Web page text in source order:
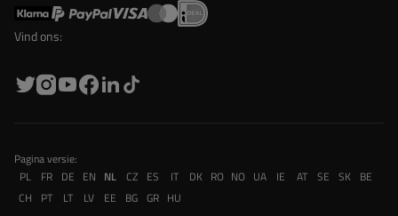
Vind ons:
Pagina versie:
PL
FR DE EN NL CZ ES IT DK RO NO UA IE AT SE SK BE
CH
PT LT LV EE BG GR HU